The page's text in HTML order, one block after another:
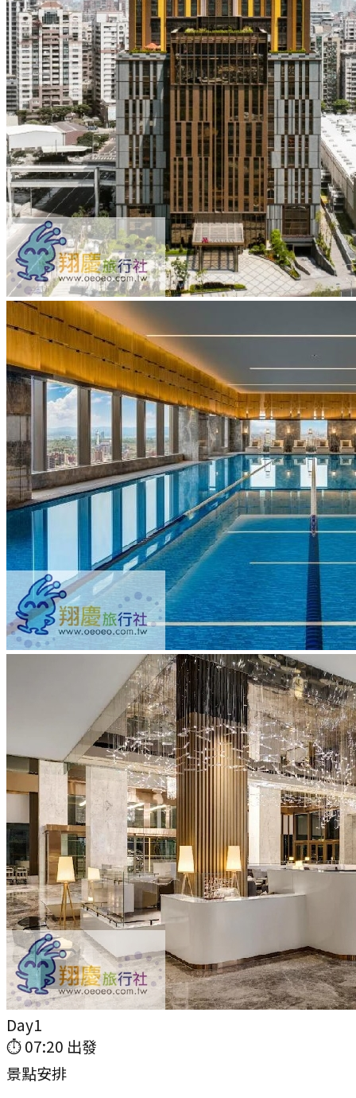
Day1
⏱07:20 出發
景點安排